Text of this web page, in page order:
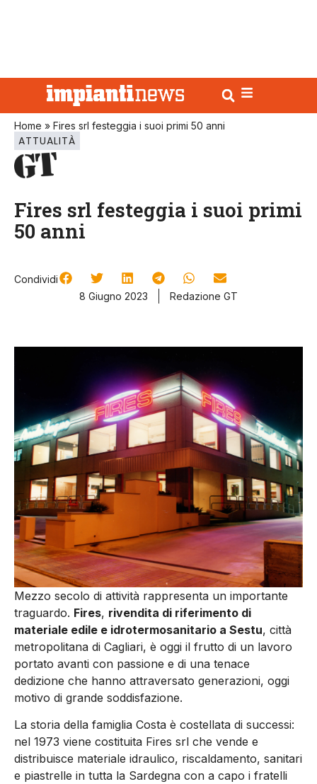
Home » Fires srl festeggia i suoi primi 50 anni
ATTUALITÀ
Fires srl festeggia i suoi primi
50 anni
Condividi
8 Giugno 2023
Redazione GT
Mezzo secolo di attività rappresenta un importante
traguardo. Fires, rivendita di riferimento di
materiale edile e idrotermosanitario a Sestu, città
metropolitana di Cagliari, è oggi il frutto di un lavoro
portato avanti con passione e di una tenace
dedizione che hanno attraversato generazioni, oggi
motivo di grande soddisfazione.
La storia della famiglia Costa è costellata di successi:
nel 1973 viene costituita Fires srl che vende e
distribuisce materiale idraulico, riscaldamento, sanitari
e piastrelle in tutta la Sardegna con a capo i fratelli